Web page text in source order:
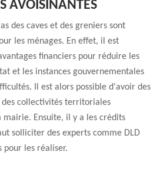
AVOISINANTES
des caves et des greniers sont
les ménages. En effet, il est
financiers pour réduire les
et les instances gouvernementales
Il est alors possible d'avoir des
des collectivités territoriales
Ensuite, il y a les crédits
solliciter des experts comme DLD
pour les réaliser.